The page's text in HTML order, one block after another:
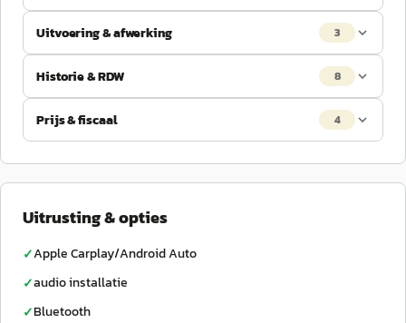
Uitvoering & afwerking 3
Historie & RDW 8
Prijs & fiscaal 4
Uitrusting & opties
✓Apple Carplay/Android Auto
✓audio installatie
✓Bluetooth